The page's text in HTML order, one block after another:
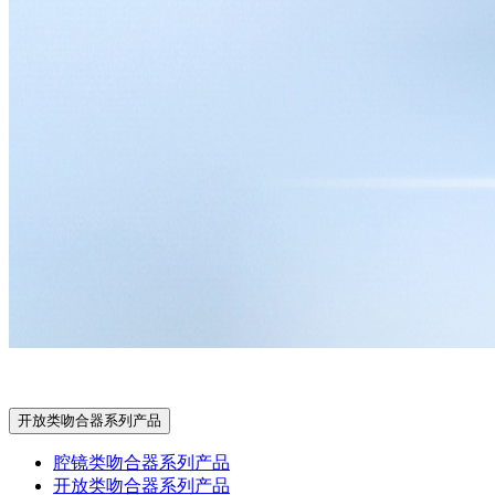
开放类吻合器系列产品
腔镜类吻合器系列产品
开放类吻合器系列产品